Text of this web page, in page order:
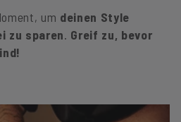
um deinen Style
zu sparen. Greif zu, bevor